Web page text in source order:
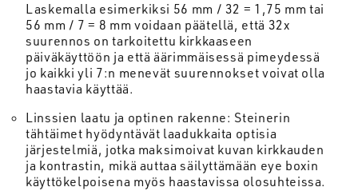
Laskemalla esimerkiksi 56 mm / 32 = 1,75 mm tai
56 mm / 7 = 8 mm voidaan päätellä, että 32x
suurennos on tarkoitettu kirkkaaseen
päiväkäyttöön ja että äärimmäisessä pimeydessä
jo kaikki yli 7:n menevät suurennokset voivat olla
haastavia käyttää.
Linssien laatu ja optinen rakenne: Steinerin
tähtäimet hyödyntävät laadukkaita optisia
järjestelmiä, jotka maksimoivat kuvan kirkkauden
ja kontrastin, mikä auttaa säilyttämään eye boxin
käyttökelpoisena myös haastavissa olosuhteissa.